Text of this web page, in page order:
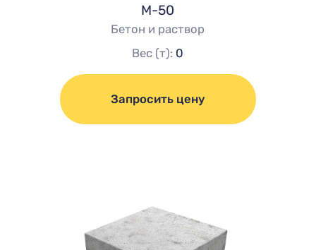
М-50
Бетон и раствор
Вес (т): 0
Запросить цену